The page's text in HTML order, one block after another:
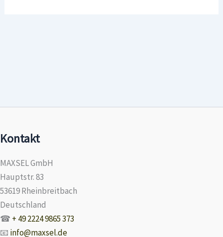
Kontakt
MAXSEL GmbH
Hauptstr. 83
53619 Rheinbreitbach
Deutschland
☎ + 49 2224 9865 373
📧 info@maxsel.de